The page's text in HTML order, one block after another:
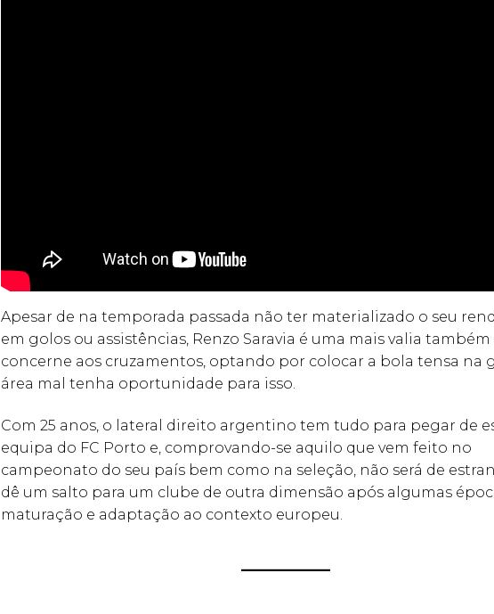
Apesar de na temporada passada não ter materializado o seu
em golos ou assistências, Renzo Saravia é uma mais valia
concerne aos cruzamentos, optando por colocar a bola tensa na
área mal tenha oportunidade para isso.
Com 25 anos, o lateral direito argentino tem tudo para pegar de
equipa do FC Porto e, comprovando-se aquilo que vem feito no
campeonato do seu país bem como na seleção, não será de
dê um salto para um clube de outra dimensão após algumas
maturação e adaptação ao contexto europeu.